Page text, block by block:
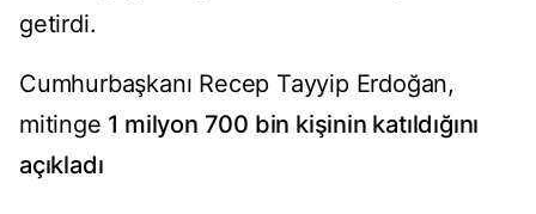
getirdi.
Cumhurbaşkanı Recep Tayyip Erdoğan,
mitinge 1 milyon 700 bin kişinin katıldığını
açıkladı